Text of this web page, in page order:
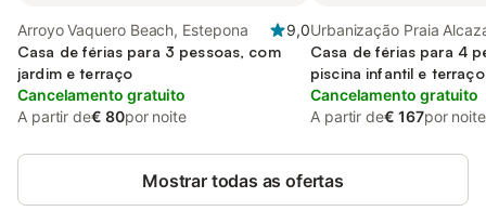
Arroyo Vaquero Beach, Estepona
9,0
Casa de férias para 3 pessoas, com
jardim e terraço
Cancelamento gratuito
A partir de€ 80por noite
Urbanização Praia
Estepona
Casa de férias para 4
piscina infantil e
Cancelamento gratuito
A partir de€ 167por noite
Mostrar todas as ofertas